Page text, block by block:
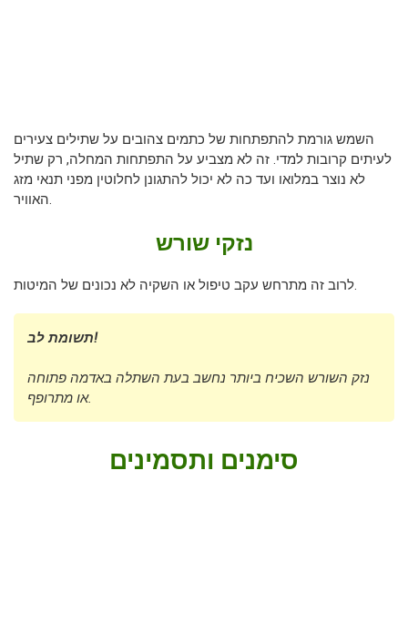
השמש גורמת להתפתחות של כתמים צהובים על שתילים צעירים
לעיתים קרובות למדי. זה לא מצביע על התפתחות המחלה, רק שתיל
לא נוצר במלואו ועד כה לא יכול להתגונן לחלוטין מפני תנאי מזג
האוויר.
נזקי שורש
לרוב זה מתרחש עקב טיפול או השקיה לא נכונים של המיטות.
תשומת לב!
נזק השורש השכיח ביותר נחשב בעת השתלה באדמה פתוחה
או מתרופף.
סימנים ותסמינים